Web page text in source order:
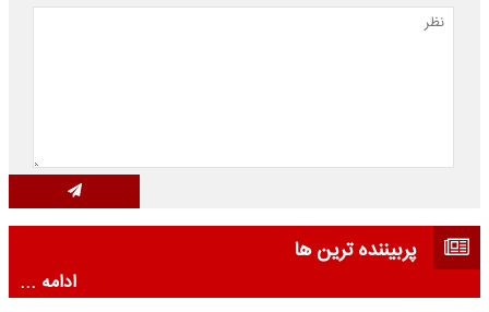
پربیننده ترین ها
ادامه ...